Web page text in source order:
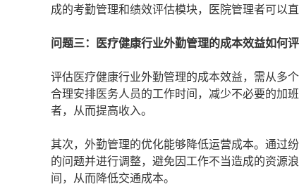
成的考勤管理和绩效评估模块，医院管理者可以
问题三：医疗健康行业外勤管理的成本效益如何评
评估医疗健康行业外勤管理的成本效益，需从多
合理安排医务人员的工作时间，减少不必要的加
者，从而提高收入。
其次，外勤管理的优化能够降低运营成本。通过
的问题并进行调整，避免因工作不当造成的资源
间，从而降低交通成本。